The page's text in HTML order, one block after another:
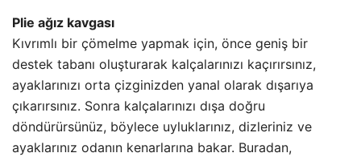
Plie ağız kavgası
Kıvrımlı bir çömelme yapmak için, önce geniş bir
destek tabanı oluşturarak kalçalarınızı kaçırırsınız,
ayaklarınızı orta çizginizden yanal olarak dışarıya
çıkarırsınız. Sonra kalçalarınızı dışa doğru
döndürürsünüz, böylece uyluklarınız, dizleriniz ve
ayaklarınız odanın kenarlarına bakar. Buradan,